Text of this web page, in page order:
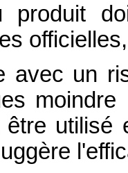
produit
avec un
utilisé